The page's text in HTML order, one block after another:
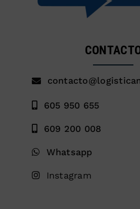
605 950 655
609 200 008
Whatsapp
Instagram